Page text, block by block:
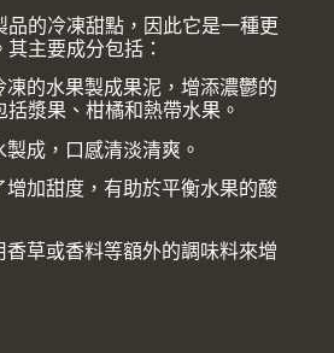
品的冷凍甜點，因此它是一種更
主要成分包括：
凍的水果製成果泥，增添濃鬱的
漿果、柑橘和熱帶水果。
成，口感清淡清爽。
增加甜度，有助於平衡水果的酸
香草或香料等額外的調味料來增